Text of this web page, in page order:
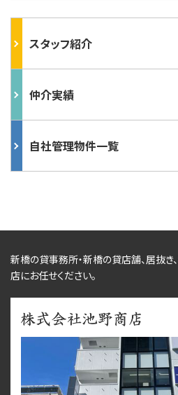
スタッフ紹介
仲介実績
自社管理物件一覧
新橋の貸事務所・新橋の貸店舗、居抜き、
店にお任せください。